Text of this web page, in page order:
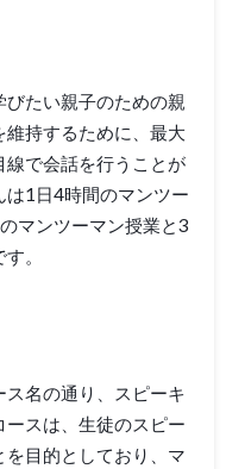
たい親子のための親
持するために、最大
で会話を行うことが
は1日4時間のマンツー
マンツーマン授業と3
。
名の通り、スピーキ
スは、生徒のスピー
目的としており、マ